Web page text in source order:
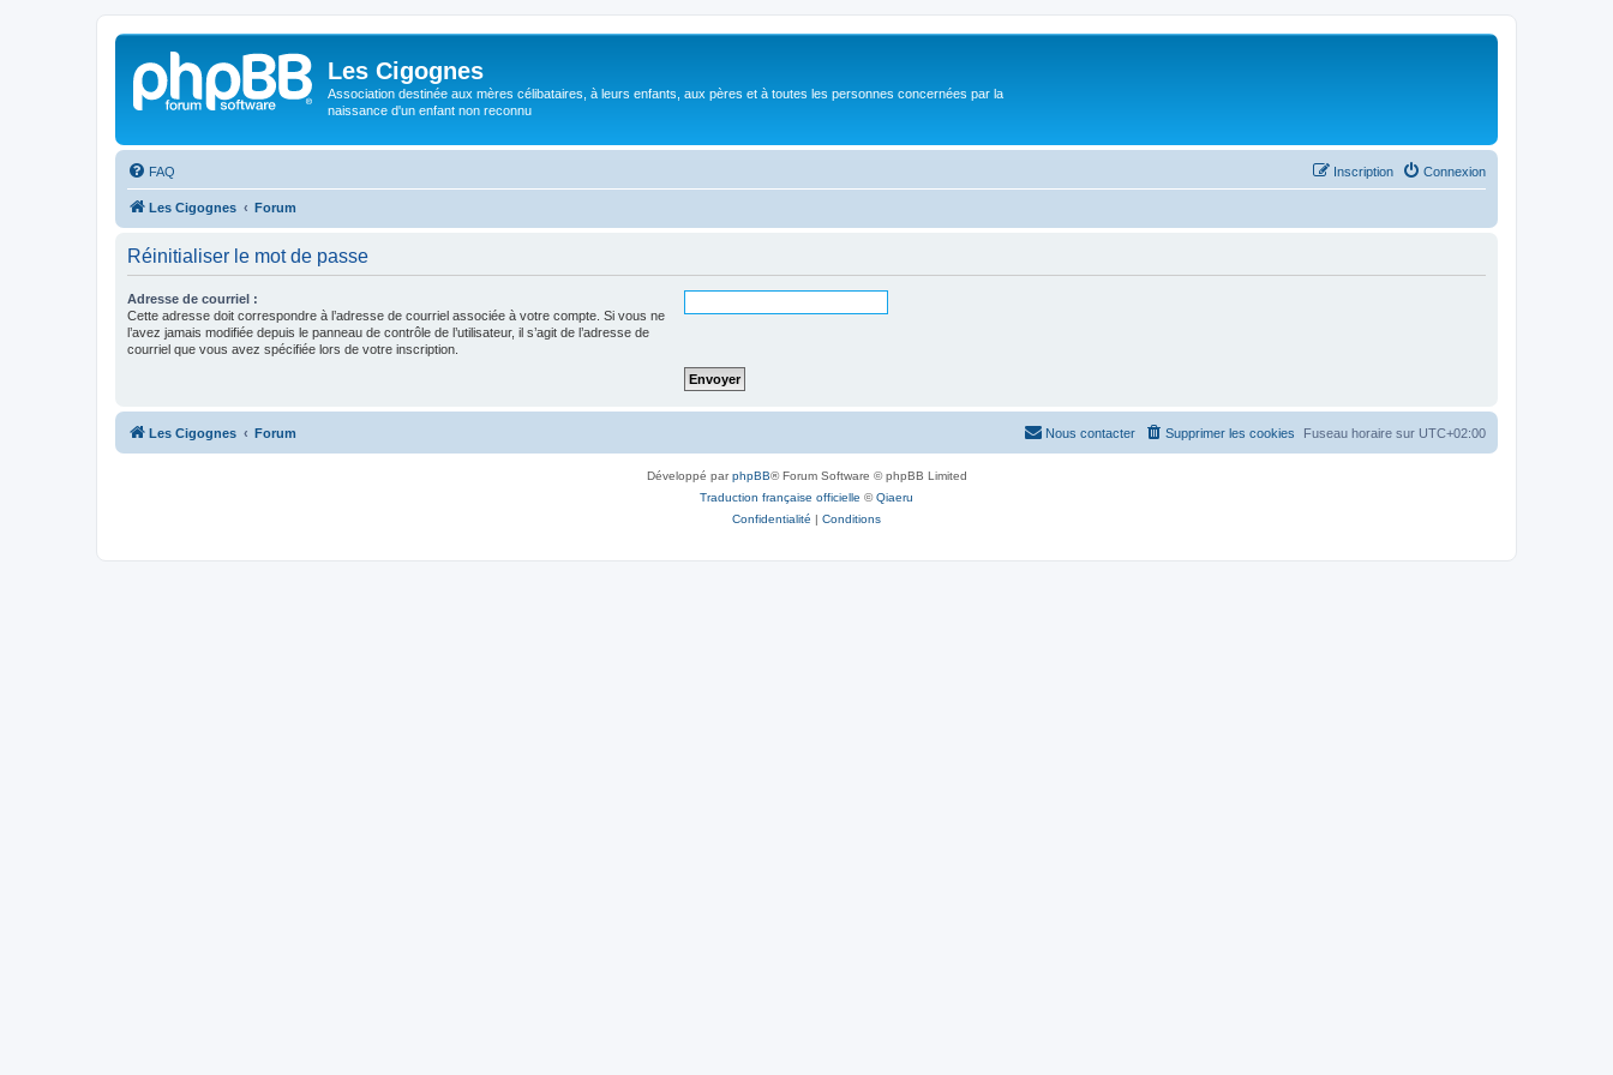
Les Cigognes
Association destinée aux mères célibataires, à leurs enfants, aux pères et à toutes les personnes concernées par la
naissance d'un enfant non reconnu
FAQ Connexion
Inscription
Les Cigognes Forum
Réinitialiser le mot de passe
Adresse de courriel :
Cette adresse doit correspondre à l’adresse de courriel associée à votre compte. Si vous ne
l’avez jamais modifiée depuis le panneau de contrôle de l’utilisateur, il s’agit de l’adresse de
courriel que vous avez spécifiée lors de votre inscription.
Les Cigognes Forum Fuseau horaire sur UTC+02:00
Supprimer les cookies
Nous contacter
Développé parphpBB® Forum Software © phpBB Limited
Traduction française officielle ©Qiaeru
Confidentialité | Conditions